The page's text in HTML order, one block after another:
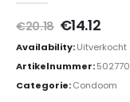
€20.18
prijs
was:
€20.18.
€14.12
is:
Availability:Uitverkocht
Artikelnummer:
Categorie:Condoom